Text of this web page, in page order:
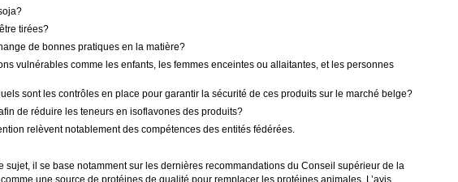
tirées?
de bonnes pratiques en la matière?
vulnérables comme les enfants, les femmes enceintes ou allaitantes, et les personnes
sont les contrôles en place pour garantir la sécurité de ces produits sur le marché belge?
de réduire les teneurs en isoflavones des produits?
relèvent notablement des compétences des entités fédérées.
il se base notamment sur les dernières recommandations du Conseil supérieur de la
une source de protéines de qualité pour remplacer les protéines animales. L’avis